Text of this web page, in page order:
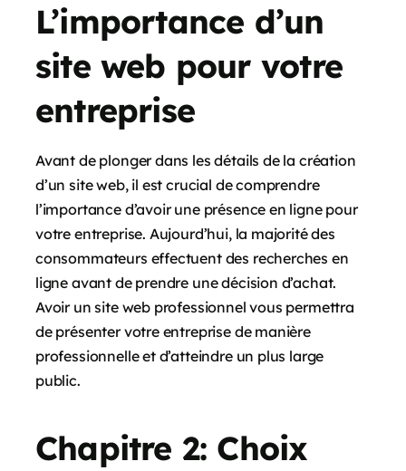
L’importance d’un
site web pour votre
entreprise
Avant de plonger dans les détails de la création
d’un site web, il est crucial de comprendre
l’importance d’avoir une présence en ligne pour
votre entreprise. Aujourd’hui, la majorité des
consommateurs effectuent des recherches en
ligne avant de prendre une décision d’achat.
Avoir un site web professionnel vous permettra
de présenter votre entreprise de manière
professionnelle et d’atteindre un plus large
public.
Chapitre 2: Choix